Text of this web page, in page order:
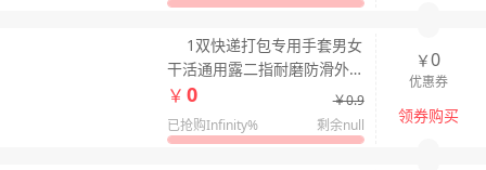
1双快递打包专用手套男女
干活通用露二指耐磨防滑外
卖骑行可触屏牙贴
￥ 0
￥0.9
已抢购Infinity%
剩余null
￥0
优惠券
领券购买